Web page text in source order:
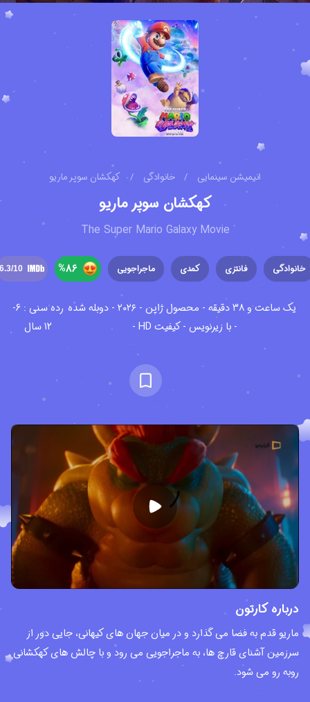
انیمیشن سینمایی / خانوادگی / کهکشان سوپر ماریو
کهکشان سوپر ماریو
The Super Mario Galaxy Movie
خانوادگی فانتزی کمدی ماجراجویی 86
%
/10
یک ساعت و ۳۸ دقیقه - محصول ژاپن - ۲۰۲۶ - دوبله شده
- با زیرنویس - کیفیت HD -
رده سنی : 6-
12 سال
درباره کارتون
ماریو قدم به فضا می گذارد و در میان جهان های کیهانی، جایی دور از
سرزمین آشنای قارچ ها، به ماجراجویی می رود و با چالش های کهکشانی
روبه رو می شود.